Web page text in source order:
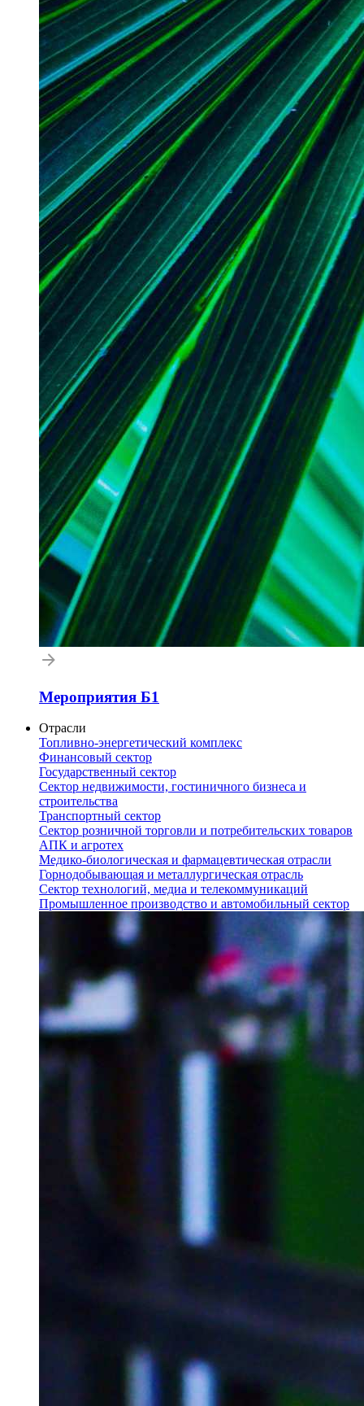
Мероприятия Б1
Отрасли
Топливно-энергетический комплекс
Финансовый сектор
Государственный сектор
Сектор недвижимости, гостиничного бизнеса и
строительства
Транспортный сектор
Сектор розничной торговли и потребительских товаров
АПК и агротех
Медико-биологическая и фармацевтическая отрасли
Горнодобывающая и металлургическая отрасль
Сектор технологий, медиа и телекоммуникаций
Промышленное производство и автомобильный сектор